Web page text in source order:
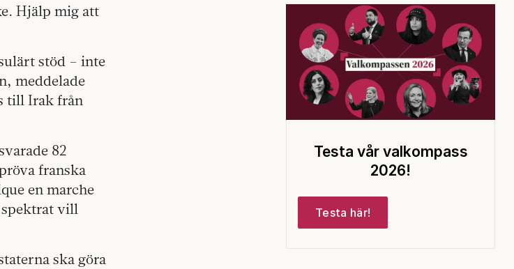
Hjälp mig att
stöd – inte
meddelade
till Irak från
82
franska
en marche
spektrat vill
ska göra
Testa vår valkompass
2026!
Testa här!